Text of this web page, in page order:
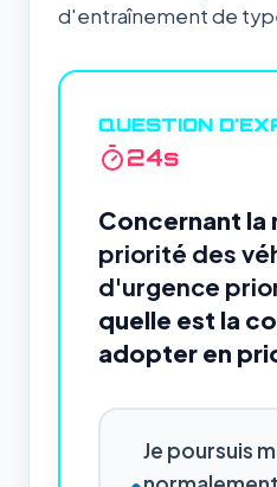
d'entraînement de
QUESTION
23s
Concernant la
priorité des
d'urgence
quelle est la
adopter en
Je poursuis